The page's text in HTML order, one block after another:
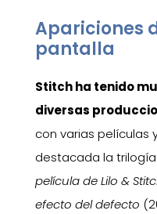
Apariciones
pantalla
Stitch ha tenido
diversas
con varias películas
destacada la trilogía:
película de Lilo &
efecto del defecto